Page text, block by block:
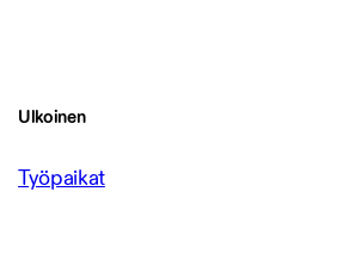
Ulkoinen
Työpaikat